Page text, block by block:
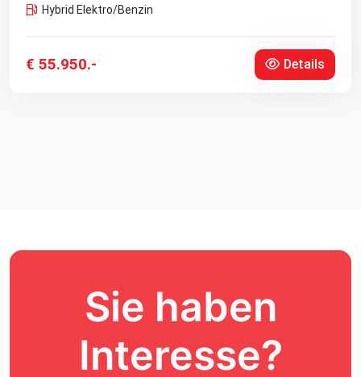
Hybrid Elektro/Benzin
€ 55.950.- Details
Sie haben
Interesse?